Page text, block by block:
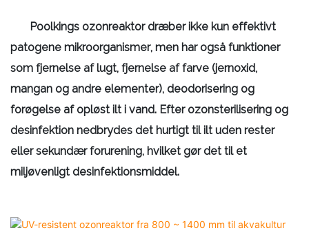
Poolkings ozonreaktor dræber ikke kun effektivt
patogene mikroorganismer, men har også funktioner
som fjernelse af lugt, fjernelse af farve (jernoxid,
mangan og andre elementer), deodorisering og
forøgelse af opløst ilt i vand. Efter ozonsterilisering og
desinfektion nedbrydes det hurtigt til ilt uden rester
eller sekundær forurening, hvilket gør det til et
miljøvenligt desinfektionsmiddel.